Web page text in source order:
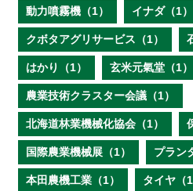
動力噴霧機（1） イナダ（1）
クボタアグリサービス（1）
はかり（1） 玄米元氣堂（1）
農業技術クラスター会議（1）
北海道林業機械化協会（1）
国際農業機械展（1） プラン
本田農機工業（1） タイヤ（1